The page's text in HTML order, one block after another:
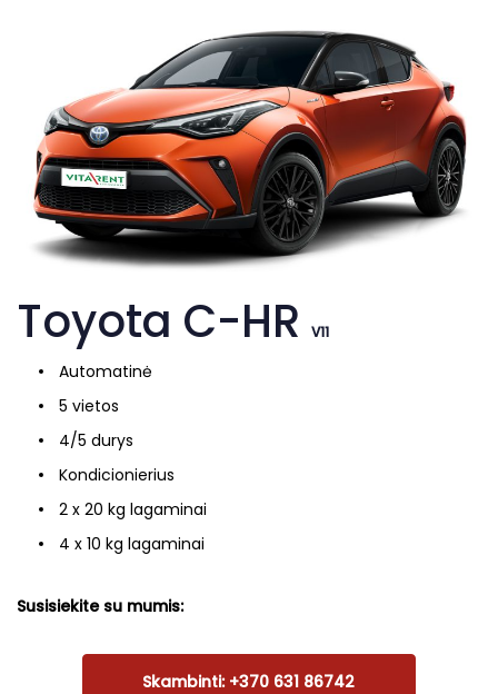
Toyota C-HR V11
Automatinė
5 vietos
4/5 durys
Kondicionierius
2 x 20 kg lagaminai
4 x 10 kg lagaminai
Susisiekite su mumis:
Skambinti: +370 631 86742